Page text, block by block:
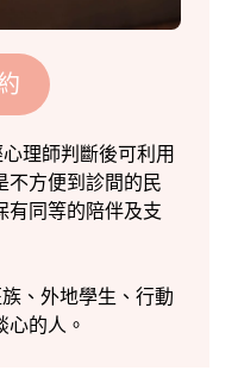
理師判斷後可利用
不方便到診間的民
有同等的陪伴及支
、外地學生、行動
的人。